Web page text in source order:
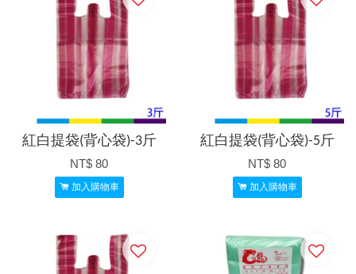
紅白提袋(背心袋)-3斤
NT$ 80
加入購物車
紅白提袋(背心袋)-5斤
NT$ 80
加入購物車